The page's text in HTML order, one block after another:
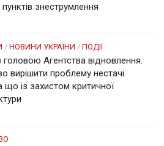
знеструмлення
/ НОВИНИ УКРАЇНИ / ПОДІЇ
Агентства відновлення.
вирішити проблему нестачі
що із захистом критичної